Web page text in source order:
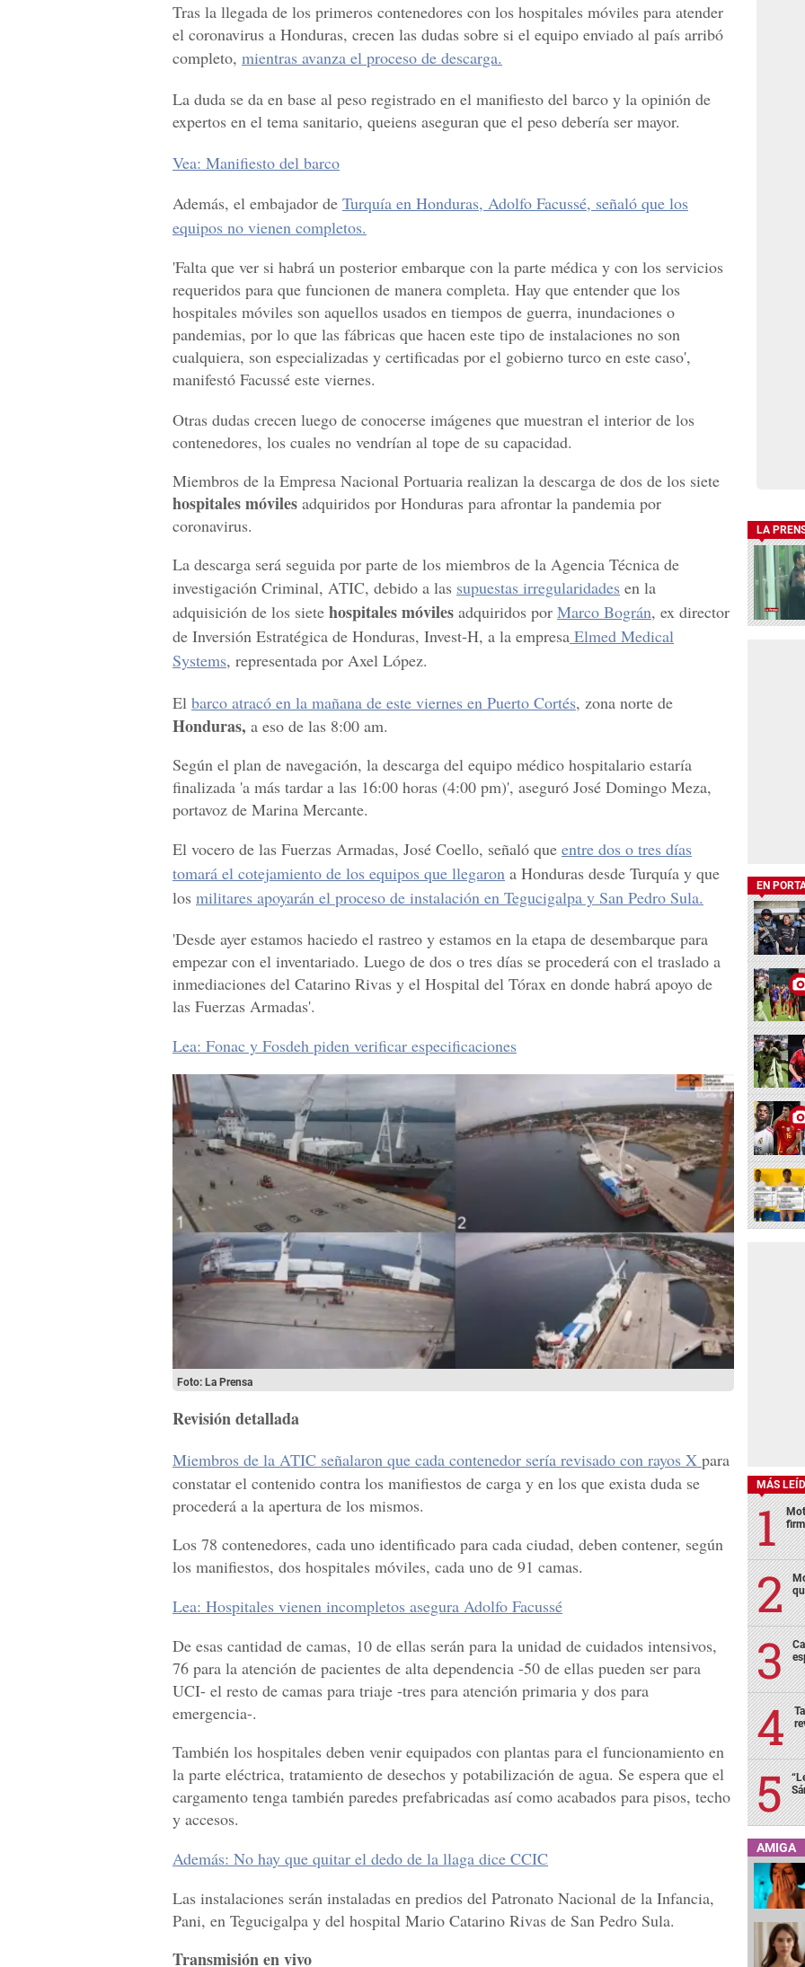
Tras la llegada de los primeros contenedores con los hospitales móviles para atender
el coronavirus a Honduras, crecen las dudas sobre si el equipo enviado al país arribó
completo, mientras avanza el proceso de descarga.
La duda se da en base al peso registrado en el manifiesto del barco y la opinión de
expertos en el tema sanitario, queiens aseguran que el peso debería ser mayor.
Vea: Manifiesto del barco
Además, el embajador de Turquía en Honduras, Adolfo Facussé, señaló que los
equipos no vienen completos.
'Falta que ver si habrá un posterior embarque con la parte médica y con los servicios
requeridos para que funcionen de manera completa. Hay que entender que los
hospitales móviles son aquellos usados en tiempos de guerra, inundaciones o
pandemias, por lo que las fábricas que hacen este tipo de instalaciones no son
cualquiera, son especializadas y certificadas por el gobierno turco en este caso',
manifestó Facussé este viernes.
Otras dudas crecen luego de conocerse imágenes que muestran el interior de los
contenedores, los cuales no vendrían al tope de su capacidad.
Miembros de la Empresa Nacional Portuaria realizan la descarga de dos de los siete
hospitales móviles adquiridos por Honduras para afrontar la pandemia por
coronavirus.
La descarga será seguida por parte de los miembros de la Agencia Técnica de
investigación Criminal, ATIC, debido a las supuestas irregularidades en la
adquisición de los siete hospitales móviles adquiridos por Marco Bográn, ex director
de Inversión Estratégica de Honduras, Invest-H, a la empresa Elmed Medical
Systems, representada por Axel López.
El barco atracó en la mañana de este viernes en Puerto Cortés, zona norte de
Honduras, a eso de las 8:00 am.
Según el plan de navegación, la descarga del equipo médico hospitalario estaría
finalizada 'a más tardar a las 16:00 horas (4:00 pm)', aseguró José Domingo Meza,
portavoz de Marina Mercante.
El vocero de las Fuerzas Armadas, José Coello, señaló que entre dos o tres días
tomará el cotejamiento de los equipos que llegaron a Honduras desde Turquía y que
los militares apoyarán el proceso de instalación en Tegucigalpa y San Pedro Sula.
'Desde ayer estamos haciedo el rastreo y estamos en la etapa de desembarque para
empezar con el inventariado. Luego de dos o tres días se procederá con el traslado a
inmediaciones del Catarino Rivas y el Hospital del Tórax en donde habrá apoyo de
las Fuerzas Armadas'.
Lea: Fonac y Fosdeh piden verificar especificaciones
Foto: La Prensa
Revisión detallada
Miembros de la ATIC señalaron que cada contenedor sería revisado con rayos X para
constatar el contenido contra los manifiestos de carga y en los que exista duda se
procederá a la apertura de los mismos.
Los 78 contenedores, cada uno identificado para cada ciudad, deben contener, según
los manifiestos, dos hospitales móviles, cada uno de 91 camas.
Lea: Hospitales vienen incompletos asegura Adolfo Facussé
De esas cantidad de camas, 10 de ellas serán para la unidad de cuidados intensivos,
76 para la atención de pacientes de alta dependencia -50 de ellas pueden ser para
UCI- el resto de camas para triaje -tres para atención primaria y dos para
emergencia-.
También los hospitales deben venir equipados con plantas para el funcionamiento en
la parte eléctrica, tratamiento de desechos y potabilización de agua. Se espera que el
cargamento tenga también paredes prefabricadas así como acabados para pisos, techo
y accesos.
Además: No hay que quitar el dedo de la llaga dice CCIC
Las instalaciones serán instaladas en predios del Patronato Nacional de la Infancia,
Pani, en Tegucigalpa y del hospital Mario Catarino Rivas de San Pedro Sula.
Transmisión en vivo
LA
EN
MÁS
AMIGA